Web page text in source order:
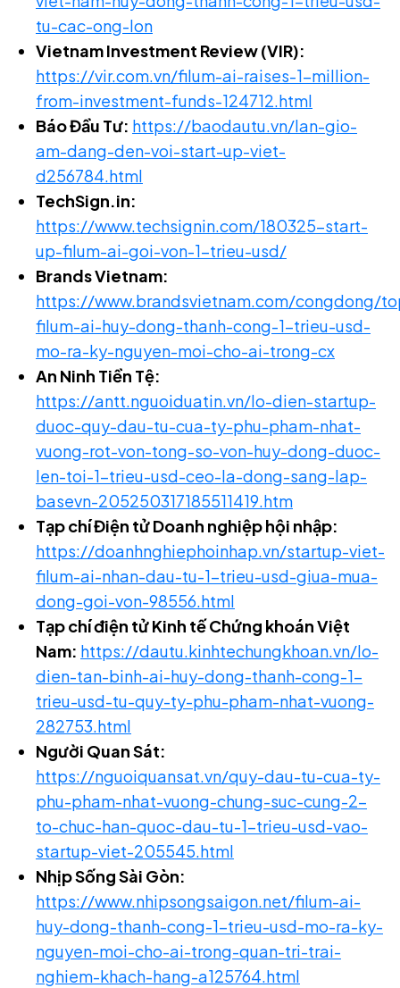
tu-cac-ong-lon
Vietnam Investment Review (VIR):
https://vir.com.vn/filum-ai-raises-1-million-
from-investment-funds-124712.html
Báo Đầu Tư: https://baodautu.vn/lan-gio-
am-dang-den-voi-start-up-viet-
d256784.html
TechSign.in:
https://www.techsignin.com/180325-start-
up-filum-ai-goi-von-1-trieu-usd/
Brands Vietnam:
https://www.brandsvietnam.com/congdong/
filum-ai-huy-dong-thanh-cong-1-trieu-usd-
mo-ra-ky-nguyen-moi-cho-ai-trong-cx
An Ninh Tiền Tệ:
https://antt.nguoiduatin.vn/lo-dien-startup-
duoc-quy-dau-tu-cua-ty-phu-pham-nhat-
vuong-rot-von-tong-so-von-huy-dong-duoc-
len-toi-1-trieu-usd-ceo-la-dong-sang-lap-
basevn-205250317185511419.htm
Tạp chí Điện tử Doanh nghiệp hội nhập:
https://doanhnghiephoinhap.vn/startup-viet-
filum-ai-nhan-dau-tu-1-trieu-usd-giua-mua-
dong-goi-von-98556.html
Tạp chí điện tử Kinh tế Chứng khoán Việt
Nam: https://dautu.kinhtechungkhoan.vn/lo-
dien-tan-binh-ai-huy-dong-thanh-cong-1-
trieu-usd-tu-quy-ty-phu-pham-nhat-vuong-
282753.html
Người Quan Sát:
https://nguoiquansat.vn/quy-dau-tu-cua-ty-
phu-pham-nhat-vuong-chung-suc-cung-2-
to-chuc-han-quoc-dau-tu-1-trieu-usd-vao-
startup-viet-205545.html
Nhịp Sống Sài Gòn:
https://www.nhipsongsaigon.net/filum-ai-
huy-dong-thanh-cong-1-trieu-usd-mo-ra-ky-
nguyen-moi-cho-ai-trong-quan-tri-trai-
nghiem-khach-hang-a125764.html